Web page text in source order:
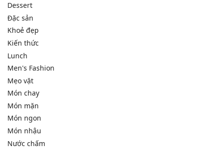
Dessert
Đặc sản
Khoẻ đẹp
Kiến thức
Lunch
Men's Fashion
Mẹo vặt
Món chay
Món mặn
Món ngon
Món nhậu
Nước chấm